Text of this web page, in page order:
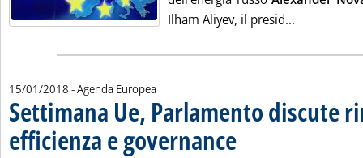
Ilham Aliyev, il presid...
15/01/2018 - Agenda Europea
Settimana Ue, Parlamento discute
efficienza e governance